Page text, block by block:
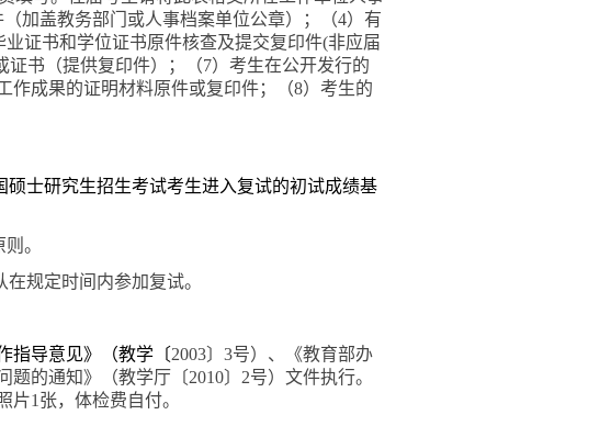
加盖教务部门或人事档案单位公章）；（4）有
业证书和学位证书原件核查及提交复印件(非应届
证书（提供复印件）；（7）考生在公开发行的
作成果的证明材料原件或复印件；（8）考生的
硕士研究生招生考试考生进入复试的初试成绩基
。
在规定时间内参加复试。
指导意见》（教学〔2003〕 3号）、《教育部办
题的通知》（教学厅〔2010〕 2号）文件执行。
片1 张，体检费自付。